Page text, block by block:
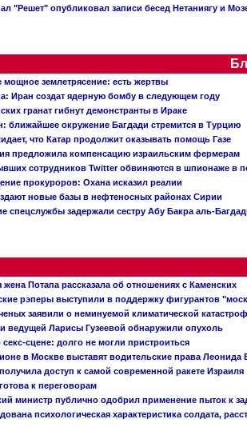
"Решет" опубликовал записи бесед Нетаниягу и
мощное землетрясение: есть жертвы
Иран создат ядерную бомбу в следующем году
гранат гибнут демонстранты в Ираке
ближайшее окружение Багдади стремится в Турцию
что Катар продолжит оказывать помощь Газе
предложила компенсацию израильским фермерам
сотрудников Twitter обвиняются в шпионаже в
прокуроров: Охана исказил реалии
новые базы в нефтеносных районах Сирии
спецслужбы задержали сестру Абу Бакра аль-
Потапа рассказала об отношениях с Каменских
рэперы выступили в поддержку фигурантов
заявили о неминуемой климатической
ведущей Ларисы Гузеевой обнаружили опухоль
секс-сцене: долго не могли пристроиться
в Москве выставят водительские права Леонида
доступ к самой современной ракете Израиля
к переговорам
министр публично одобрил применение пыток к
психологическая характеристика солдата,